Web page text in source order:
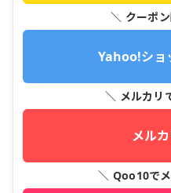
＼ クーポ
Yahoo!ショ
＼ メルカリ
メル
＼ Qoo10で